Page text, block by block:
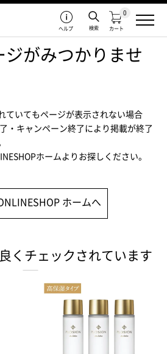
カート
0
検索
ヘルプ
ジがみつかりませ
ていてもページが表示されない場合
・キャンペーン終了により掲載が終了
ホームよりお探しください。
ホームへ
くチェックされています